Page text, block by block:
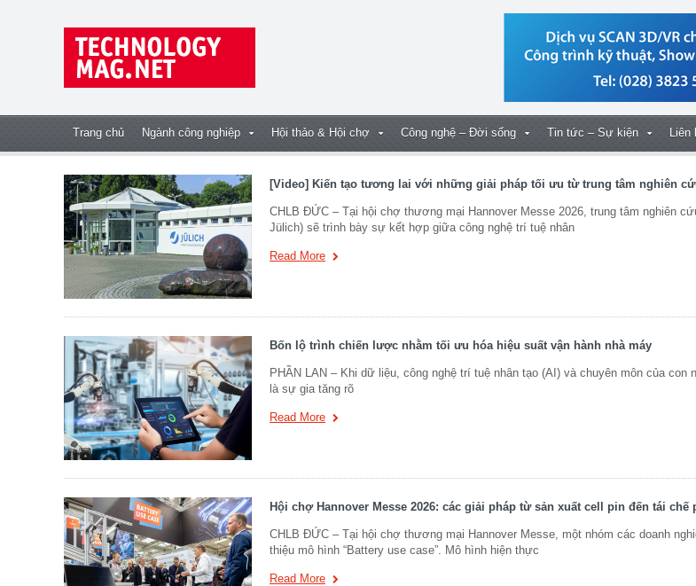
Trang chủ Ngành công nghiệp Hội thảo & Hội chợ Công nghệ – Đời sống Tin tức – Sự kiện Liên
[Video] Kiến tạo tương lai với những giải pháp tối ưu từ trung tâm nghiên
CHLB ĐỨC – Tại hội chợ thương mại Hannover Messe 2026, trung tâm nghiên
Jülich) sẽ trình bày sự kết hợp giữa công nghệ trí tuệ nhân
Read More
Bốn lộ trình chiến lược nhằm tối ưu hóa hiệu suất vận hành nhà máy
PHẦN LAN – Khi dữ liệu, công nghệ trí tuệ nhân tạo (AI) và chuyên môn của con
là sự gia tăng rõ
Read More
Hội chợ Hannover Messe 2026: các giải pháp từ sản xuất cell pin đến tái chế
CHLB ĐỨC – Tại hội chợ thương mại Hannover Messe, một nhóm các doanh
thiệu mô hình “Battery use case”. Mô hình hiện thực
Read More